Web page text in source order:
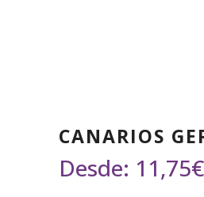
CANARIOS
Desde: 11,75€